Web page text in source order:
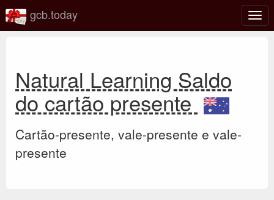
gcb.today
Natural Learning Saldo
do cartão presente
Cartão-presente, vale-presente e vale-
presente